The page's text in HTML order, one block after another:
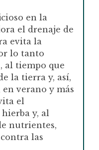
en la
el drenaje de
evita la
lo tanto
al tiempo que
la tierra y, así,
verano y más
el
y, al
nutrientes,
las